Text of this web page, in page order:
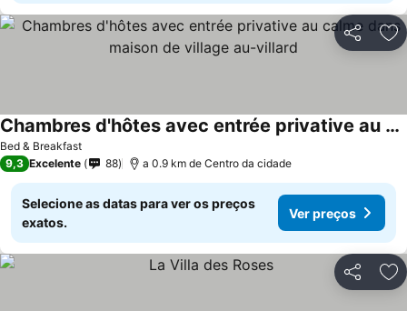
Partilhar
Bed & Breakfast
Chambres d'hôtes avec entrée privative au calme dans maison de village au-villard
9,3 Excelente 88 a 0.9 km de Centro da cidade
Selecione as datas para ver os preços
exatos.
Ver preços
Partilhar